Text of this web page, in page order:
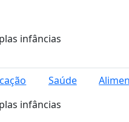
infâncias
Saúde
infâncias